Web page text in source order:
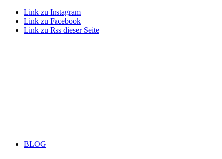
Link zu Instagram
Link zu Facebook
Link zu Rss dieser Seite
BLOG